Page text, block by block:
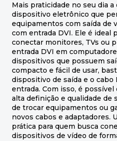
Mais praticidade no seu dia a
dispositivo eletrônico que
equipamentos com saída de
com entrada DVI. Ele é ideal
conectar monitores, TVs ou
entrada DVI em
dispositivos que possuem
compacto e fácil de usar,
dispositivo de saída e o
entrada. Com isso, é
alta definição e qualidade de
de trocar equipamentos ou
novos cabos e adaptadores.
prática para quem busca
dispositivos de vídeo de